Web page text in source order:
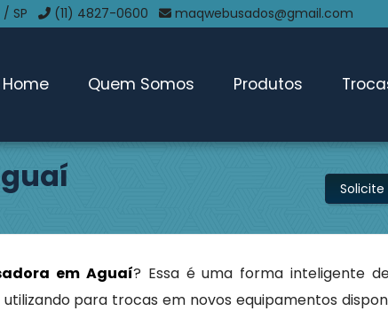
SP (11) 4827-0600 maqwebusados@gmail.com
Home Quem Somos Produtos
em Aguaí? Essa é uma forma inteligente
para trocas em novos equipamentos